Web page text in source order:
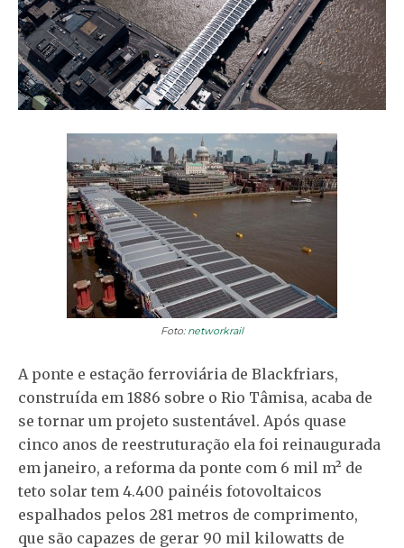
Foto: networkrail
A ponte e estação ferroviária de Blackfriars,
construída em 1886 sobre o Rio Tâmisa, acaba de
se tornar um projeto sustentável. Após quase
cinco anos de reestruturação ela foi reinaugurada
em janeiro, a reforma da ponte com 6 mil m² de
teto solar tem 4.400 painéis fotovoltaicos
espalhados pelos 281 metros de comprimento,
que são capazes de gerar 90 mil kilowatts de